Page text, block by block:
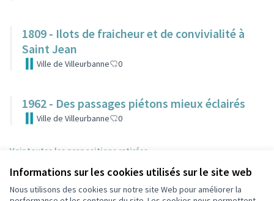
Informations sur les cookies utilisés sur le site web
Nous utilisons des cookies sur notre site Web pour améliorer la
1809 - Ilots de fraicheur et de convivialité à
Saint Jean
Ville de Villeurbanne 0
1962 - Des passages piétons mieux éclairés
Ville de Villeurbanne 0
Voir toutes les propositions retirées
Conditions d'utilisation